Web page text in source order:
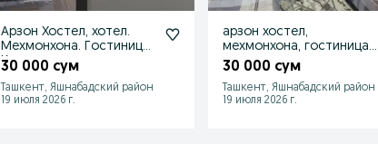
Арзон Хостел, хотел.
Мехмонхона. Гостиница.
Кунлик ижара.
30 000 сум
Ташкент, Яшнабадский район
19 июля 2026 г.
арзон хостел,
мехмонхона, гостиница,
кунлик ижара
30 000 сум
Ташкент, Яшнабадский район
19 июля 2026 г.